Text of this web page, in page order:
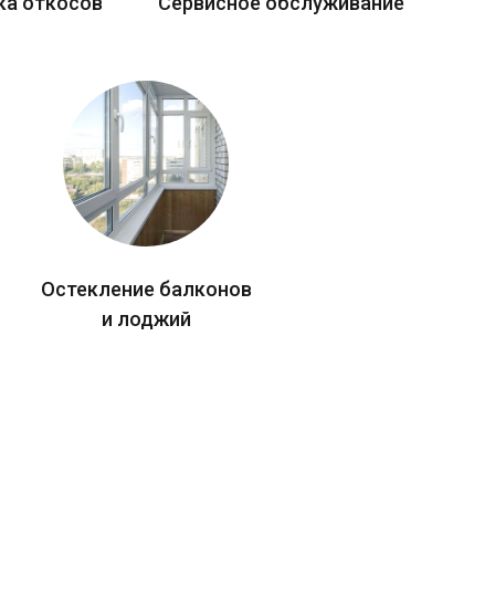
Остекление балконов
и лоджий